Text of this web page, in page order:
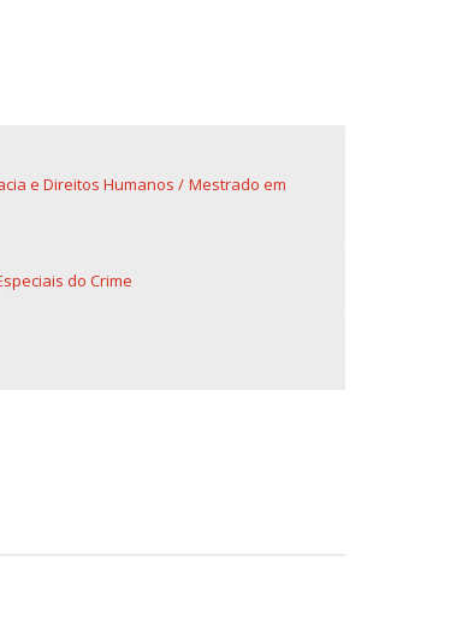
e Direitos Humanos
Mestrado em
do Crime